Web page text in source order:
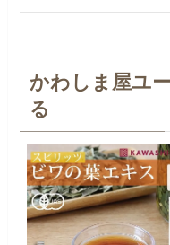
かわしま屋ユ
る